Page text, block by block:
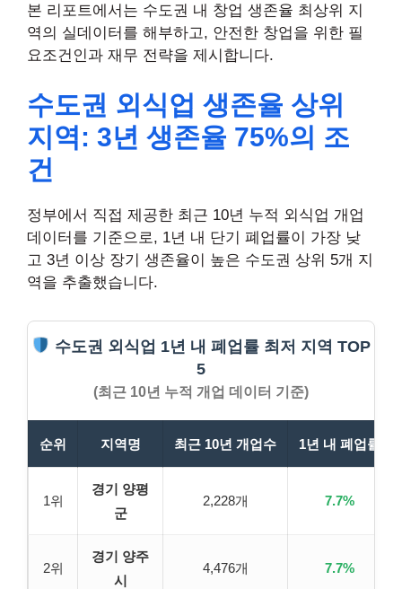
본 리포트에서는 수도권 내 창업 생존율 최상위 지
역의 실데이터를 해부하고, 안전한 창업을 위한 필
요조건인과 재무 전략을 제시합니다.
수도권 외식업 생존율 상위
지역: 3년 생존율 75%의 조
건
정부에서 직접 제공한 최근 10년 누적 외식업 개업
데이터를 기준으로, 1년 내 단기 폐업률이 가장 낮
고 3년 이상 장기 생존율이 높은 수도권 상위 5개 지
역을 추출했습니다.
수도권 외식업 1년 내 폐업률 최저 지역 TOP
5
(최근 10년 누적 개업 데이터 기준)
순위 지역명 최근 10년 개업수 1년 내 폐업률
1위
경기 양평
군
2,228개 7.7%
2위
경기 양주
시
4,476개 7.7%